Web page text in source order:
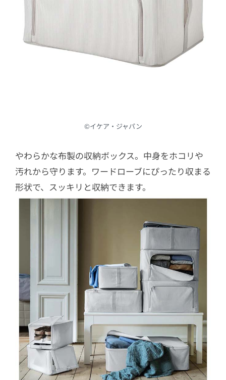
©︎イケア・ジャパン
やわらかな布製の収納ボックス。中身をホコリや
汚れから守ります。ワードローブにぴったり収まる
形状で、スッキリと収納できます。